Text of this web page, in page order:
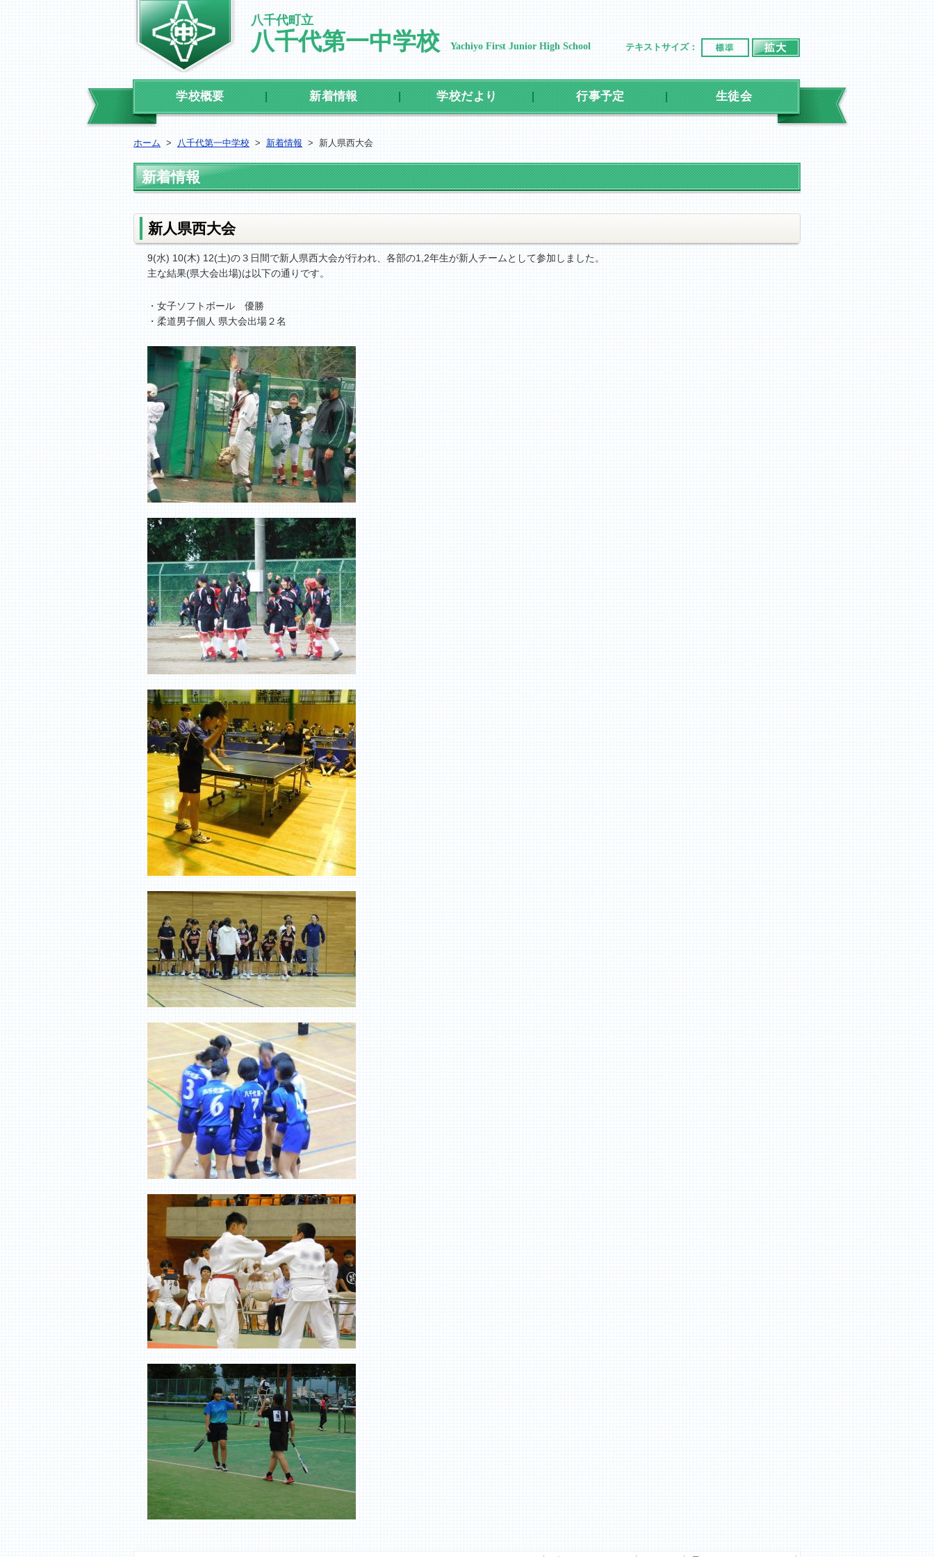
八千代町立
八千代第一中学校 Yachiyo First Junior High School テキストサイズ： 標準
学校概要 新着情報 学校だより 行事予定 生徒会
ホーム > 八千代第一中学校 > 新着情報 > 新人県西大会
新着情報
新人県西大会
9(水) 10(木) 12(土)の３日間で新人県西大会が行われ、各部の1,2年生が新人チームとして参加しました。
主な結果(県大会出場)は以下の通りです。
・女子ソフトボール 優勝
・柔道男子個人 県大会出場２名